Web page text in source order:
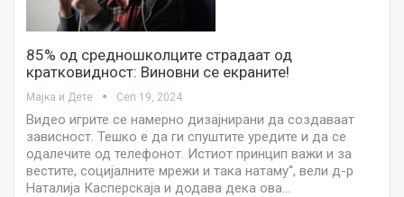
85% од средношколците страдаат од
кратковидност: Виновни се екраните!
Мајка и Дете Сеп 19, 2024
Видео игрите се намерно дизајнирани да создаваат
зависност. Тешко е да ги спуштите уредите и да се
одалечите од телефонот. Истиот принцип важи и за
вестите, социјалните мрежи и така натаму“, вели д-р
Наталија Касперскаја и додава дека ова…